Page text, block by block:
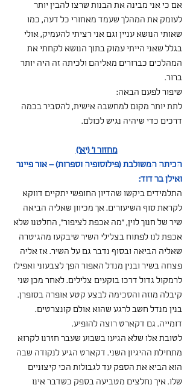
אם כי אני מבינה את הבנות שרצו להבין יותר
לעומק את המהלך שעמד מאחורי כל דעה, כמו
שאותי הנושא עניין וגם אני רציתי להעמיק, אולי
בגלל שאני הייתי עמוק בתוך הנושא לקחתי את
המהלכים כברורים מאליהם ולכיתה זה היה יותר
ברור.
שיפור לפעם הבאה:
לתת יותר מקום למחשבה אישית, להסביר בכמה
דרכים כדי שיהיה נגיש לכולם.
מחזור ו' (יא')
הכיתה המשולבת (פילוסופיה וספרות) – אור פיינר
ואילן בר דוד:
התלמידים ביקשו שהדיון החופשי יתקיים דווקא
לקראת סוף השיעורים. אך מכיוון שאליה הביאה
שיר של חנוך לוין, "מה אכפת לציפור", החלטנו שלא
אכפת לנו לפתוח בצלילי השיר שיבקעו מהגיטרה
שאליה הביאה ובסוף נדבר גם על השיר. אז אליה
פצחה בשיר ובנין מנדל האפור הפך לצבעוני ואפילו
לרמקול גדול דרכו בוקעים צלילים. לאחר מכן שני
קיבלה מוזה והסכימה לבצע קטע אופרה בסופרן.
בנין מנדל חשב לרגע שהוא אולם קונצרטים.
דומייה. גם דקארט רוצה להופיע.
לטובת אלו שלא הגיעו בשבוע שעבר חזרנו לקרוא
מתחילת ההיגיון השני. דקארט הגיע לנקודה שבה
הוא הביא את הספק עד לגבולות הכי קיצוניים
שלו. איך נחלצים מטביעה בספק כשדבר אינו